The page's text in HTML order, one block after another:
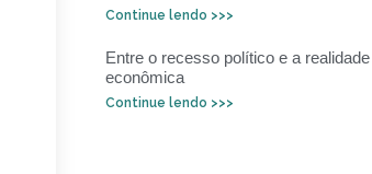
Continue lendo >>>
Entre o recesso político e a realidade
econômica
Continue lendo >>>